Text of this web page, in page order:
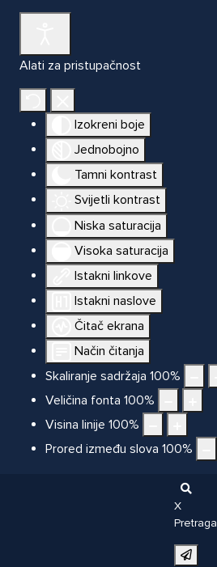
Alati za pristupačnost
Izokreni boje
Jednobojno
Tamni kontrast
Svijetli kontrast
Niska saturacija
Visoka saturacija
Istakni linkove
Istakni naslove
Čitač ekrana
Način čitanja
Skaliranje sadržaja 100%
Veličina fonta 100%
Visina linije 100%
Prored između slova 100%
X
Pretraga